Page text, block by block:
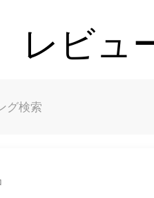
レビュ
グ検索